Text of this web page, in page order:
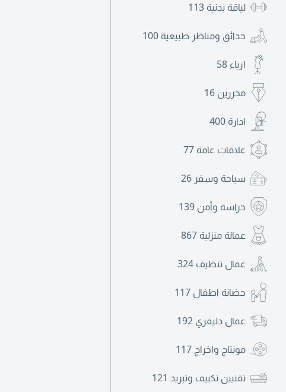
لياقة بدنية 113
حدائق ومناظر طبيعية 100
ازياء 58
محررين 16
ادارة 400
علاقات عامة 77
سياحة وسفر 26
حراسة وأمن 139
عمالة منزلية 867
عمال تنظيف 324
حضانة اطفال 117
عمال دليفري 192
مونتاج واخراج 117
تقنيين تكييف وتبريد 121